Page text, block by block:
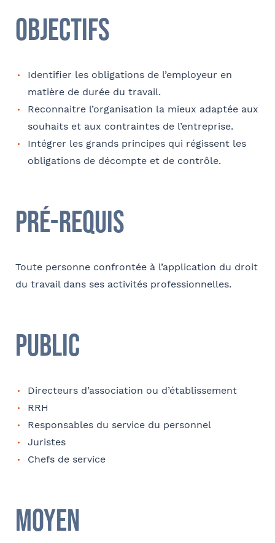
Objectifs
Identifier les obligations de l’employeur en
matière de durée du travail.
Reconnaitre l’organisation la mieux adaptée aux
souhaits et aux contraintes de l’entreprise.
Intégrer les grands principes qui régissent les
obligations de décompte et de contrôle.
Pré-requis
Toute personne confrontée à l’application du droit
du travail dans ses activités professionnelles.
Public
Directeurs d’association ou d’établissement
RRH
Responsables du service du personnel
Juristes
Chefs de service
Moyen
E-mail
Contact au service formation pour toute précision
OPCO
Je parraine un participant
et d'invitations aux formations et événements
du cabinet
Tapez votre recherche et
validez
Barthélémy Avocats